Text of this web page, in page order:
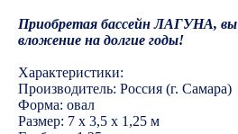
Приобретая бассейн ЛАГУНА, вы
вложение на долгие годы!
Характеристики:
Производитель: Россия (г. Самара)
Форма: овал
Размер: 7 х 3,5 х 1,25 м